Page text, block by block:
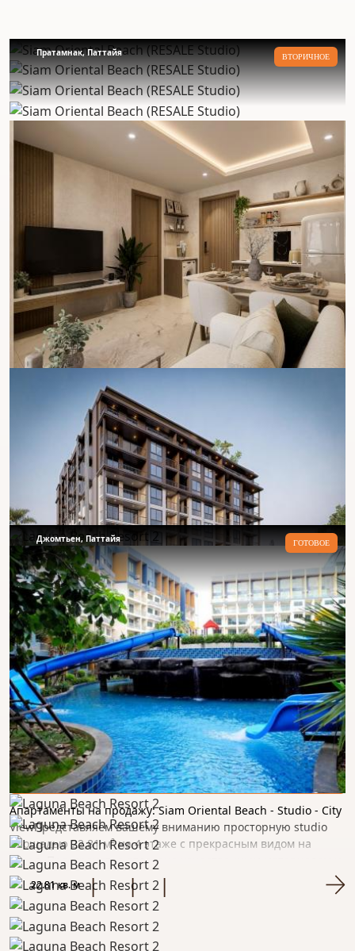
Пратамнак, Паттайя ВТОРИЧНОЕ
Siam Oriental Beach (RESALE Studio)
от 2.020.000 бат.
Апартаменты на продажу: Siam Oriental Beach - Studio - City
ViewПредставляем вашему вниманию просторную studio
площадью 22,81 м² на 4 этаже с прекрасным видом на
город. Пространство отделано качественным материалом и
гот... 22.81 кв. м
Джомтьен, Паттайя ГОТОВОЕ